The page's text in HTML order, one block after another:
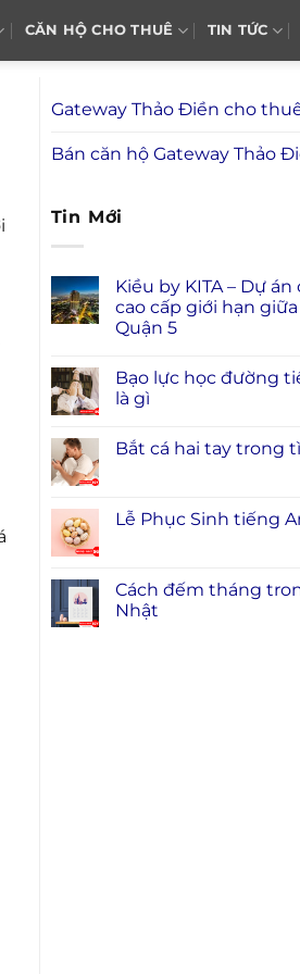
CĂN HỘ CHO THUÊ TIN TỨC
Gateway Thảo Điền cho
Bán căn hộ Gateway Thảo
Tin Mới
Kiều by KITA – Dự án
cao cấp giới hạn
Quận 5
Bạo lực học đường
là gì
Bắt cá hai tay trong
Lễ Phục Sinh tiếng
Cách đếm tháng
Nhật